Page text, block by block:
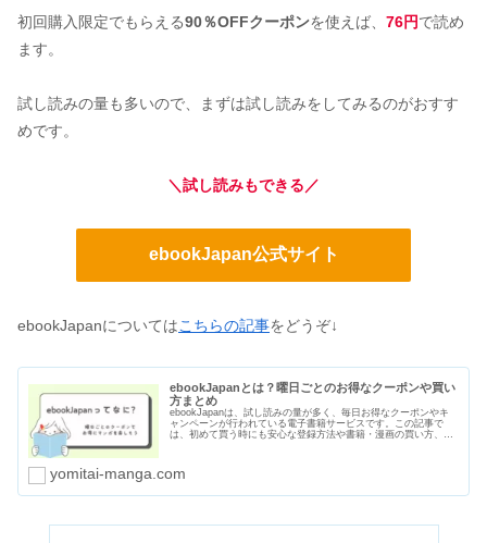
初回購入限定でもらえる90％OFFクーポンを使えば、 76円で読め
ます。
試し読みの量も多いので、まずは試し読みをしてみるのがおすす
めです。
＼試し読みもできる／
ebookJapan公式サイト
ebookJapanについてはこちらの記事をどうぞ↓
ebookJapanとは？曜日ごとのお得なクーポンや買い
方まとめ
ebookJapanは、試し読みの量が多く、毎日お得なクーポンやキ
ャンペーンが行われている電子書籍サービスです。この記事で
は、初めて買う時にも安心な登録方法や書籍・漫画の買い方、曜
yomitai-manga.com